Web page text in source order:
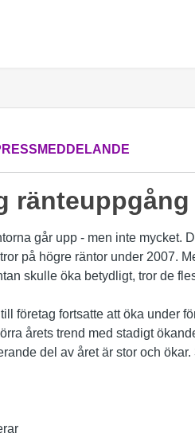
ränteuppgång
går upp - men inte mycket.
på högre räntor under 2007.
skulle öka betydligt, tror de
företag fortsatte att öka under
årets trend med stadigt
del av året är stor och